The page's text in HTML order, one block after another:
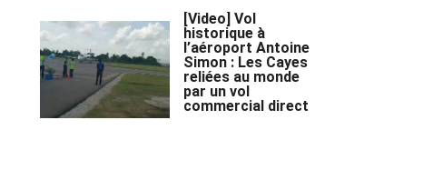
[Video] Vol
historique à
l’aéroport Antoine
Simon : Les Cayes
reliées au monde
par un vol
commercial direct